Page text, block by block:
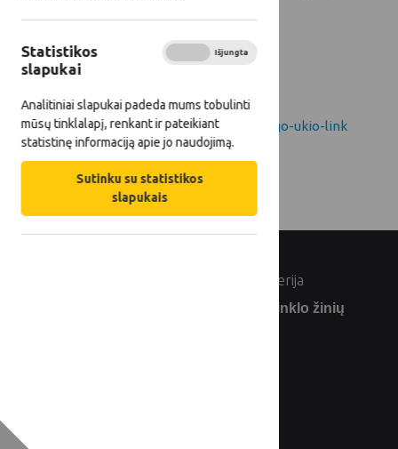
Statistikos
slapukai
Išjungta
Analitiniai slapukai padeda mums tobulinti
mūsų tinklalapį, renkant ir pateikiant
statistinę informaciją apie jo naudojimą.
Sutinku su statistikos
slapukais
http://zum.lrv.lt/lt/naujienos/kelias-pelningo-ukio-link
© Lietuvos Respublikos žemės ūkio ministerija
Užsiprenumeruokite Lietuvos kaimo tinklo žinių